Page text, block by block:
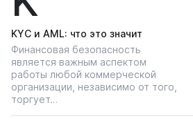
KYС и AML: что это значит
Финансовая безопасность
является важным аспектом
работы любой коммерческой
организации, независимо от того,
торгует…